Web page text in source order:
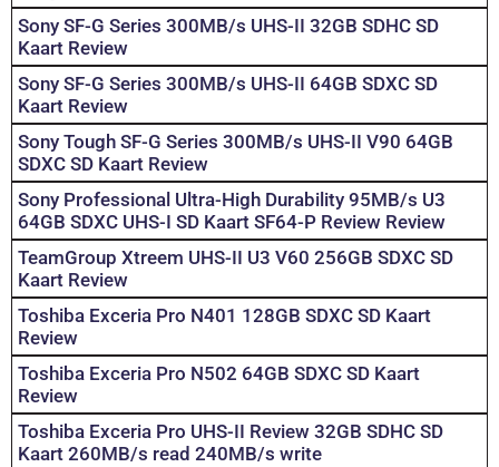
Sony SF-G Series 300MB/s UHS-II 32GB SDHC SD
Kaart Review
Sony SF-G Series 300MB/s UHS-II 64GB SDXC SD
Kaart Review
Sony Tough SF-G Series 300MB/s UHS-II V90 64GB
SDXC SD Kaart Review
Sony Professional Ultra-High Durability 95MB/s U3
64GB SDXC UHS-I SD Kaart SF64-P Review Review
TeamGroup Xtreem UHS-II U3 V60 256GB SDXC SD
Kaart Review
Toshiba Exceria Pro N401 128GB SDXC SD Kaart
Review
Toshiba Exceria Pro N502 64GB SDXC SD Kaart
Review
Toshiba Exceria Pro UHS-II Review 32GB SDHC SD
Kaart 260MB/s read 240MB/s write